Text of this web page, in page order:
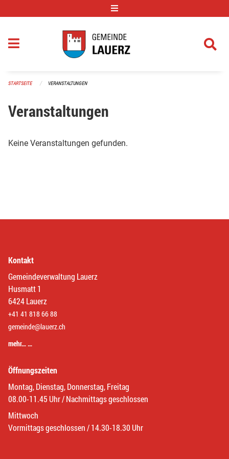
STARTSEITE VERANSTALTUNGEN
Veranstaltungen
Keine Veranstaltungen gefunden.
Kontakt
Gemeindeverwaltung Lauerz
Husmatt 1
6424 Lauerz
+41 41 818 66 88
gemeinde@lauerz.ch
mehr… …
Öffnungszeiten
Montag, Dienstag, Donnerstag, Freitag
08.00-11.45 Uhr / Nachmittags geschlossen
Mittwoch
Vormittags geschlossen / 14.30-18.30 Uhr